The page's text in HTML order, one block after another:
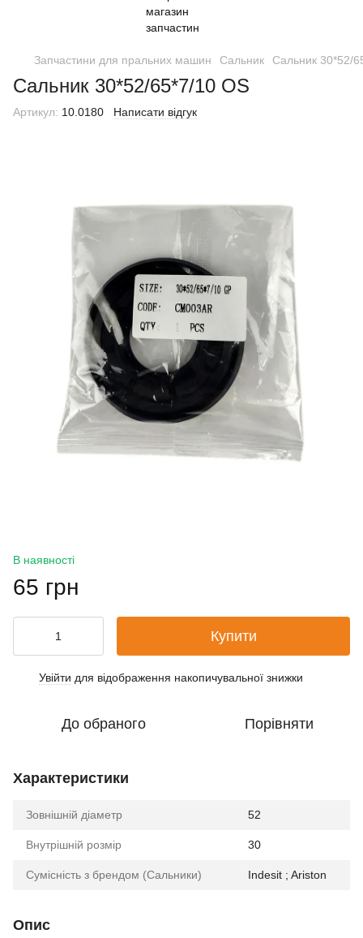
Запчастини для пральних машин Сальник Сальник 30*52/
Сальник 30*52/65*7/10 OS
Артикул: 10.0180 Написати відгук
В наявності
65 грн
Купити
Увійти для відображення накопичувальної знижки
До обраного Порівняти
Характеристики
Зовнішній діаметр 52
Внутрішній розмір 30
Сумісність з брендом (Сальники) Indesit ; Ariston
Опис